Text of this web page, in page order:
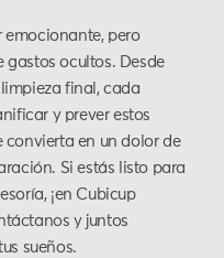
emocionante, pero
gastos ocultos. Desde
final, cada
y prever estos
convierta en un dolor de
Si estás listo para
¡en Cubicup
y juntos
sueños.